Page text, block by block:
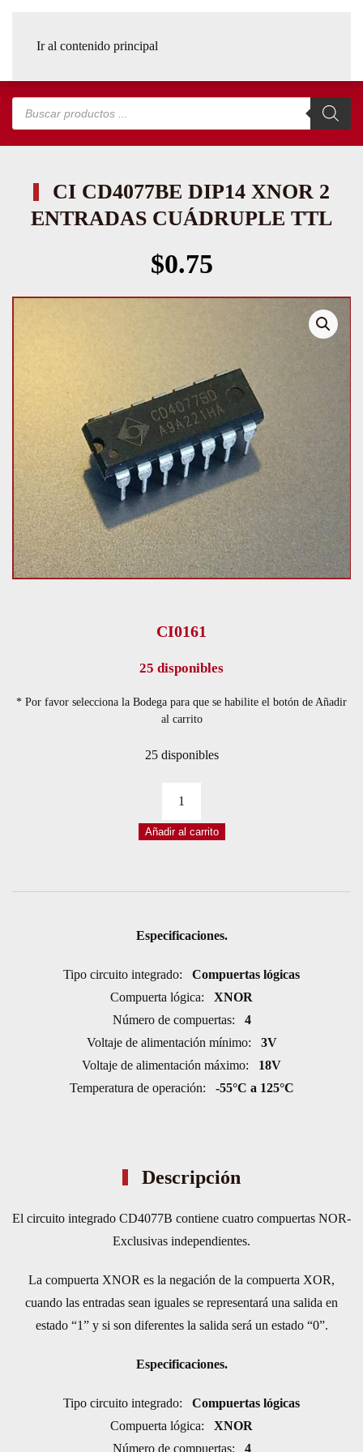
Ir al contenido principal
Búsqueda
productos
CI CD4077BE DIP14 XNOR 2
ENTRADAS CUÁDRUPLE TTL
$0.75
CI0161
25 disponibles
* Por favor selecciona la Bodega para que se habilite el botón de Añadir
al carrito
25 disponibles
DIP14
CUÁDRUPLE
cantidad
Añadir al carrito
Especificaciones.
Tipo circuito integrado:
Compuertas lógicas
Compuerta lógica:
XNOR
Número de compuertas:
4
Voltaje de alimentación mínimo: 3V
Voltaje de alimentación máximo: 18V
Temperatura de operación: -55°C a 125°C
Descripción
El circuito integrado CD4077B contiene cuatro compuertas NOR-
Exclusivas independientes.
La compuerta XNOR es la negación de la compuerta XOR,
cuando las entradas sean iguales se representará una salida en
estado “1” y si son diferentes la salida será un estado “0”.
Especificaciones.
Tipo circuito integrado:
Compuertas lógicas
Compuerta lógica:
XNOR
Número de compuertas:
4